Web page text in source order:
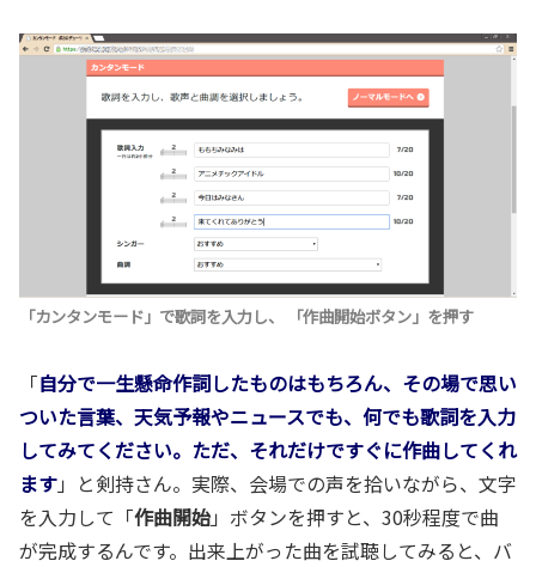
「カンタンモード」で歌詞を入力し、 「作曲開始ボタン」を押す
「自分で一生懸命作詞したものはもちろん、その場で思い
ついた言葉、天気予報やニュースでも、何でも歌詞を入力
してみてください。ただ、それだけですぐに作曲してくれ
ます」と剣持さん。実際、会場での声を拾いながら、文字
を入力して「作曲開始」ボタンを押すと、30秒程度で曲
が完成するんです。出来上がった曲を試聴してみると、バ